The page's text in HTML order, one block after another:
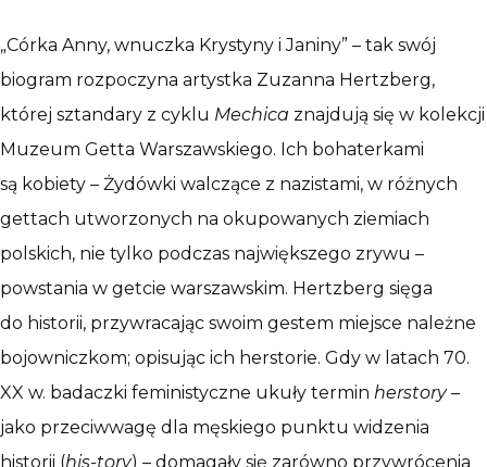
„Córka Anny, wnuczka Krystyny i Janiny” – tak swój
biogram rozpoczyna artystka Zuzanna Hertzberg,
której sztandary z cyklu Mechica znajdują się w kolekcji
Muzeum Getta Warszawskiego. Ich bohaterkami
są kobiety – Żydówki walczące z nazistami, w różnych
gettach utworzonych na okupowanych ziemiach
polskich, nie tylko podczas największego zrywu –
powstania w getcie warszawskim. Hertzberg sięga
do historii, przywracając swoim gestem miejsce należne
bojowniczkom; opisując ich herstorie. Gdy w latach 70.
XX w. badaczki feministyczne ukuły termin herstory–
jako przeciwwagę dla męskiego punktu widzenia
historii (his-tory) – domagały się zarówno przywrócenia